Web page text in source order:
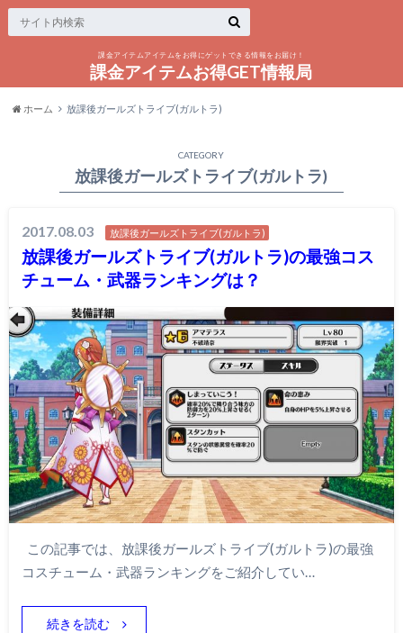
課金アイテムアイテムをお得にゲットできる情報をお届け！
課金アイテムお得GET情報局
ホーム 放課後ガールズトライブ(ガルトラ)
CATEGORY
放課後ガールズトライブ(ガルトラ)
2017.08.03 放課後ガールズトライブ(ガルトラ)
放課後ガールズトライブ(ガルトラ)の最強コス
チューム・武器ランキングは？
この記事では、放課後ガールズトライブ(ガルトラ)の最強
コスチューム・武器ランキングをご紹介してい…
続きを読む